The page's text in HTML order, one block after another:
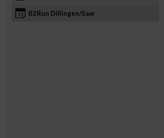
13 B2Run Dillingen/Saar